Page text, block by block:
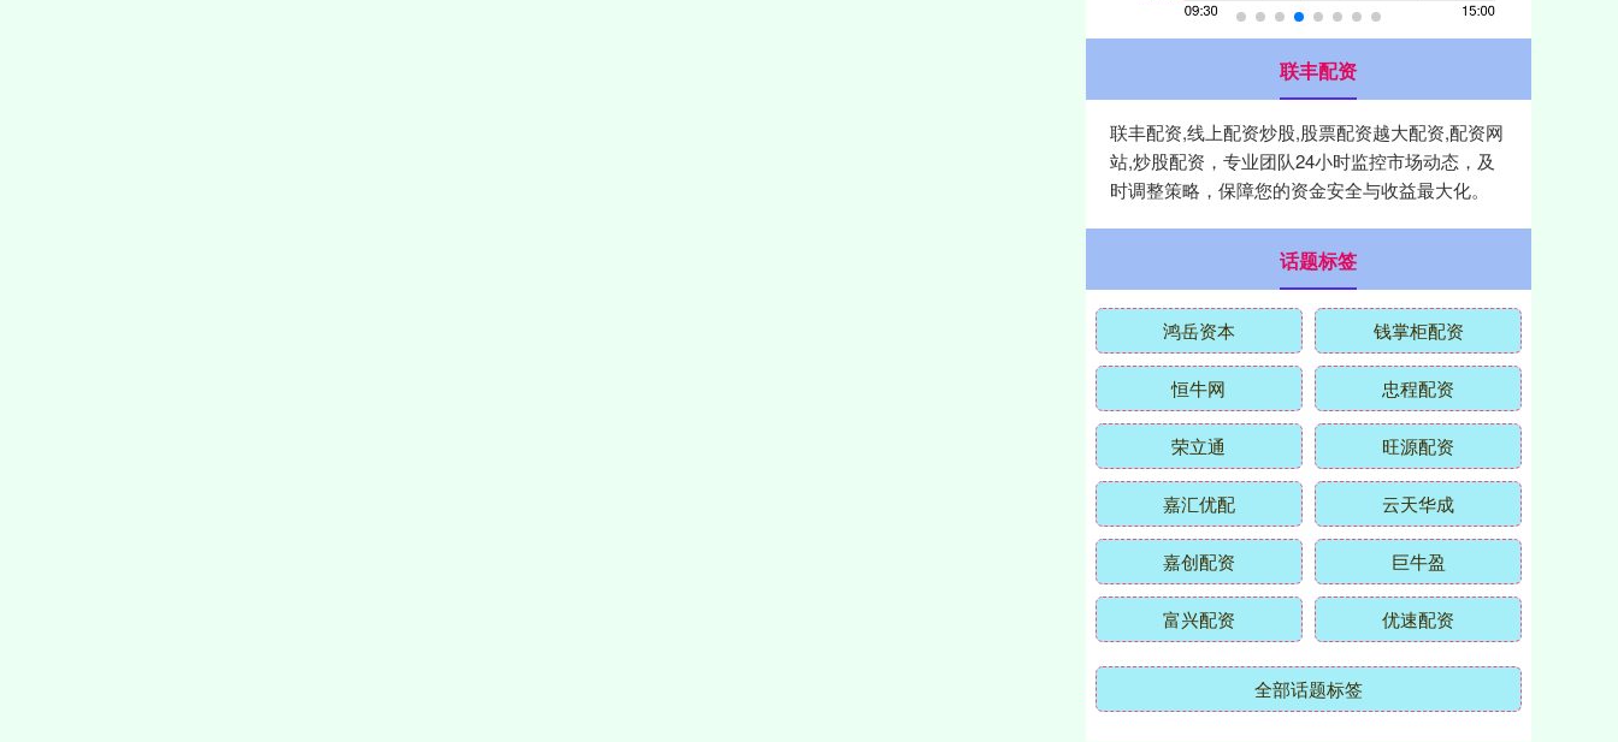
联丰配资
联丰配资,线上配资炒股,股票配资越大配资,配资网
站,炒股配资，专业团队24小时监控市场动态，及
时调整策略，保障您的资金安全与收益最大化。
话题标签
鸿岳资本 钱掌柜配资
恒牛网 忠程配资
荣立通 旺源配资
嘉汇优配 云天华成
嘉创配资 巨牛盈
富兴配资 优速配资
全部话题标签